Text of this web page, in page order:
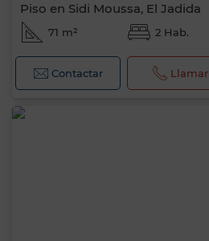
Piso en Sidi Moussa, El Jadida
71 m² 2 Hab.
Contactar Llamar